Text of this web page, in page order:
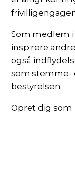
Som medlem
inspirere
også
som stemme-
bestyrelsen.
Opret dig